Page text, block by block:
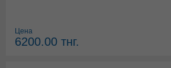
Цена
6200.00 тнг.